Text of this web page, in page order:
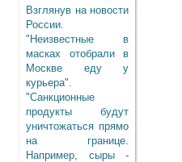
Взглянув на новости
России.
"Неизвестные в
масках отобрали в
Москве еду у
курьера".
"Санкционные
продукты будут
уничтожаться прямо
на границе.
Например, сыры -